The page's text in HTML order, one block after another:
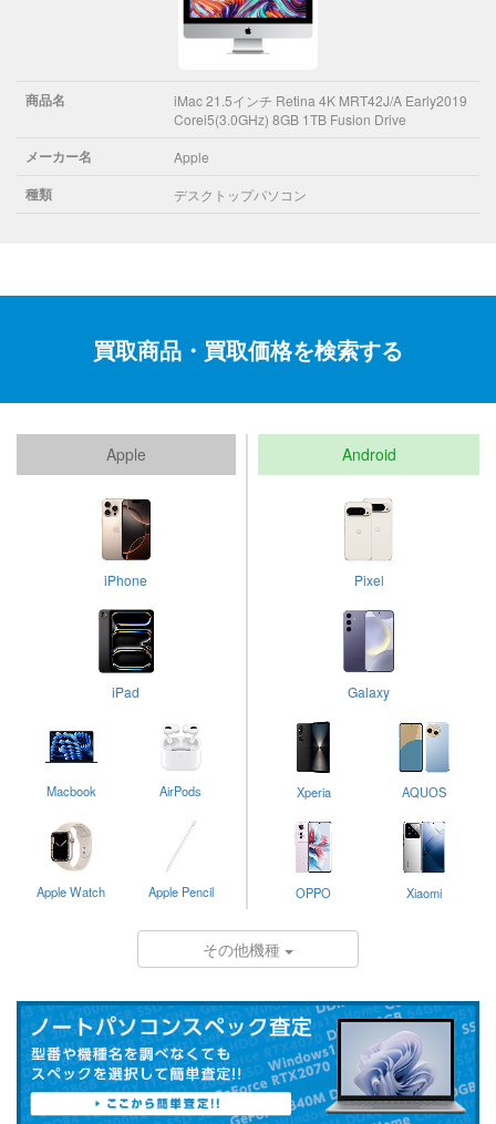
商品名
iMac 21.5インチ Retina 4K MRT42J/A Early2019
Corei5(3.0GHz) 8GB 1TB Fusion Drive
メーカー名 Apple
種類 デスクトップパソコン
買取商品・買取価格を検索する
Apple
iPhone
iPad
Macbook AirPods
Apple Watch Apple Pencil
Android
Pixel
Galaxy
Xperia AQUOS
OPPO Xiaomi
その他機種